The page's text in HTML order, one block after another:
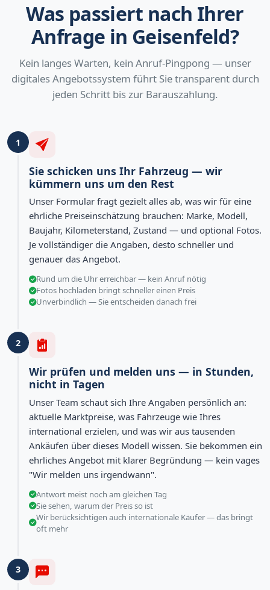
Was passiert nach Ihrer
Anfrage in Geisenfeld?
Kein langes Warten, kein Anruf-Pingpong — unser
digitales Angebotssystem führt Sie transparent durch
jeden Schritt bis zur Barauszahlung.
1
Sie schicken uns Ihr Fahrzeug — wir
kümmern uns um den Rest
Unser Formular fragt gezielt alles ab, was wir für eine
ehrliche Preiseinschätzung brauchen: Marke, Modell,
Baujahr, Kilometerstand, Zustand — und optional Fotos.
Je vollständiger die Angaben, desto schneller und
genauer das Angebot.
Rund um die Uhr erreichbar — kein Anruf nötig
Fotos hochladen bringt schneller einen Preis
Unverbindlich — Sie entscheiden danach frei
2
Wir prüfen und melden uns — in Stunden,
nicht in Tagen
Unser Team schaut sich Ihre Angaben persönlich an:
aktuelle Marktpreise, was Fahrzeuge wie Ihres
international erzielen, und was wir aus tausenden
Ankäufen über dieses Modell wissen. Sie bekommen ein
ehrliches Angebot mit klarer Begründung — kein vages
"Wir melden uns irgendwann".
Antwort meist noch am gleichen Tag
Sie sehen, warum der Preis so ist
Wir berücksichtigen auch internationale Käufer — das bringt
oft mehr
3